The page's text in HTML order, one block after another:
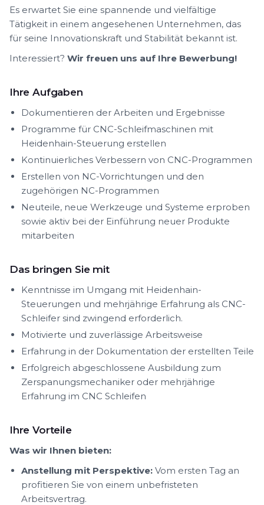
Es erwartet Sie eine spannende und vielfältige
Tätigkeit in einem angesehenen Unternehmen, das
für seine Innovationskraft und Stabilität bekannt ist.
Interessiert? Wir freuen uns auf Ihre Bewerbung!
Ihre Aufgaben
Dokumentieren der Arbeiten und Ergebnisse
Programme für CNC-Schleifmaschinen mit
Heidenhain-Steuerung erstellen
Kontinuierliches Verbessern von CNC-Programmen
Erstellen von NC-Vorrichtungen und den
zugehörigen NC-Programmen
Neuteile, neue Werkzeuge und Systeme erproben
sowie aktiv bei der Einführung neuer Produkte
mitarbeiten
Das bringen Sie mit
Kenntnisse im Umgang mit Heidenhain-
Steuerungen und mehrjährige Erfahrung als CNC-
Schleifer sind zwingend erforderlich.
Motivierte und zuverlässige Arbeitsweise
Erfahrung in der Dokumentation der erstellten Teile
Erfolgreich abgeschlossene Ausbildung zum
Zerspanungsmechaniker oder mehrjährige
Erfahrung im CNC Schleifen
Ihre Vorteile
Was wir Ihnen bieten:
Anstellung mit Perspektive: Vom ersten Tag an
profitieren Sie von einem unbefristeten
Arbeitsvertrag.